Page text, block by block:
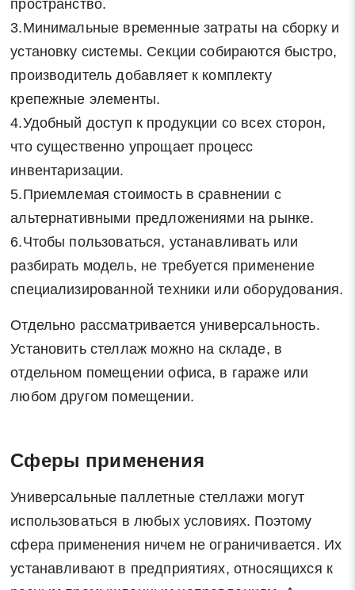
пространство.
3.Минимальные временные затраты на сборку и
установку системы. Секции собираются быстро,
производитель добавляет к комплекту
крепежные элементы.
4.Удобный доступ к продукции со всех сторон,
что существенно упрощает процесс
инвентаризации.
5.Приемлемая стоимость в сравнении с
альтернативными предложениями на рынке.
6.Чтобы пользоваться, устанавливать или
разбирать модель, не требуется применение
специализированной техники или оборудования.
Отдельно рассматривается универсальность.
Установить стеллаж можно на складе, в
отдельном помещении офиса, в гараже или
любом другом помещении.
Сферы применения
Универсальные паллетные стеллажи могут
использоваться в любых условиях. Поэтому
сфера применения ничем не ограничивается. Их
устанавливают в предприятиях, относящихся к